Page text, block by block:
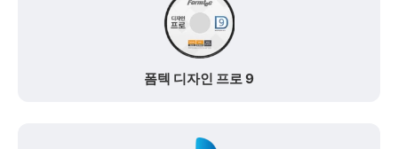
폼텍 디자인 프로 9